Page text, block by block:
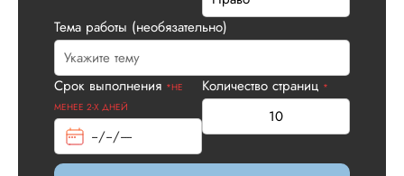
Тема работы (необязательно)
Срок выполнения *НЕ
МЕНЕЕ 2-Х ДНЕЙ
Количество страниц *